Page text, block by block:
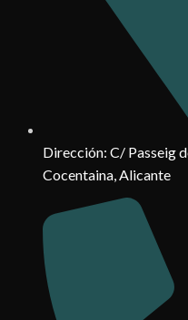
Dirección: C/ Passeig
Cocentaina, Alicante